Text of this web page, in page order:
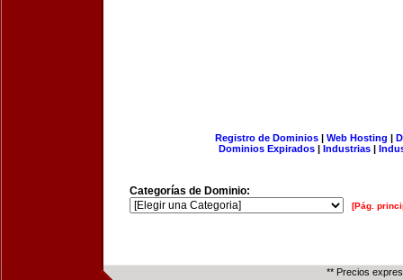
Registro de Dominios| Web Hosting |
Dominios Expirados | Industrias |
Categorías de Dominio:
[Pág.
** Precios